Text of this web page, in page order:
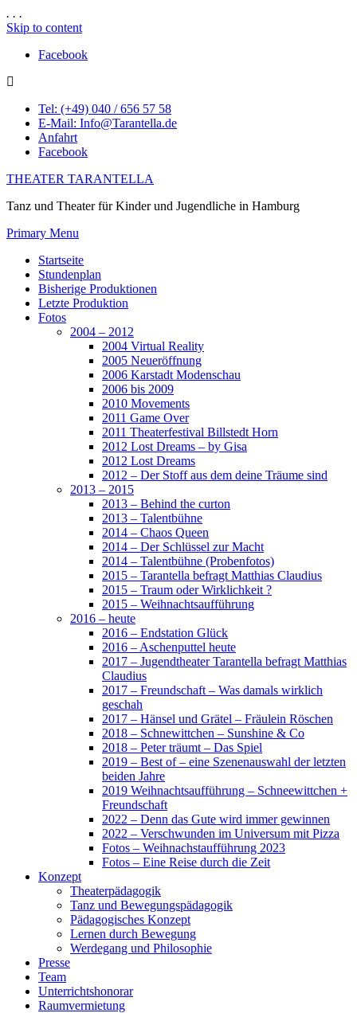
. . .
Skip to content
Facebook
Tel: (+49) 040 / 656 57 58
E-Mail: Info@Tarantella.de
Anfahrt
Facebook
THEATER TARANTELLA
Tanz und Theater für Kinder und Jugendliche in Hamburg
Primary Menu
Startseite
Stundenplan
Bisherige Produktionen
Letzte Produktion
Fotos
2004 – 2012
2004 Virtual Reality
2005 Neueröffnung
2006 Karstadt Modenschau
2006 bis 2009
2010 Movements
2011 Game Over
2011 Theaterfestival Billstedt Horn
2012 Lost Dreams – by Gisa
2012 Lost Dreams
2012 – Der Stoff aus dem deine Träume sind
2013 – 2015
2013 – Behind the curton
2013 – Talentbühne
2014 – Chaos Queen
2014 – Der Schlüssel zur Macht
2014 – Talentbühne (Probenfotos)
2015 – Tarantella befragt Matthias Claudius
2015 – Traum oder Wirklichkeit ?
2015 – Weihnachtsaufführung
2016 – heute
2016 – Endstation Glück
2016 – Aschenputtel heute
2017 – Jugendtheater Tarantella befragt Matthias
Claudius
2017 – Freundschaft – Was damals wirklich
geschah
2017 – Hänsel und Grätel – Fräulein Röschen
2018 – Schnewittchen – Sunshine & Co
2018 – Peter träumt – Das Spiel
2019 – Best of – eine Szenenauswahl der letzten
beiden Jahre
2019 Weihnachtsaufführung – Schneewittchen +
Freundschaft
2022 – Denn das Gute wird immer gewinnen
2022 – Verschwunden im Universum mit Pizza
Fotos – Weihnachstaufführung 2023
Fotos – Eine Reise durch die Zeit
Konzept
Theaterpädagogik
Tanz und Bewegungspädagogik
Pädagogisches Konzept
Lernen durch Bewegung
Werdegang und Philosophie
Presse
Team
Unterrichtshonorar
Raumvermietung